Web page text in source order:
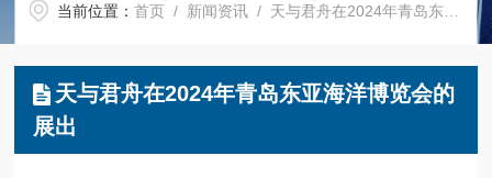
当前位置：首页 / 新闻资讯 / 天与君舟在2024年青岛东亚海洋博览会的展出
天与君舟在2024年青岛东亚海洋博览会的
展出